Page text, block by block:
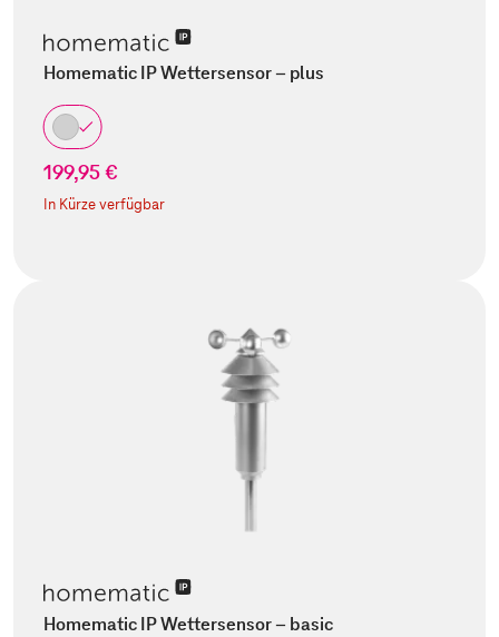
Homematic IP Wettersensor – plus
199,95 €
In Kürze verfügbar
Homematic IP Wettersensor – basic